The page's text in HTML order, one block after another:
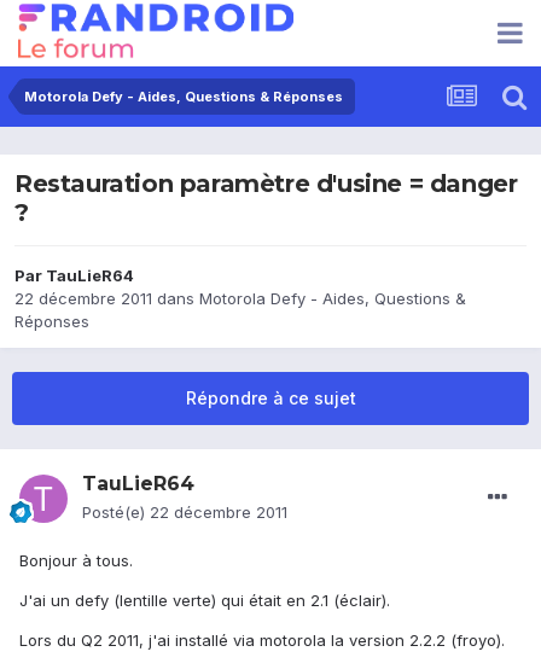
Motorola Defy - Aides, Questions & Réponses
Restauration paramètre d'usine = danger
?
Par TauLieR64
22 décembre 2011 dans Motorola Defy - Aides, Questions &
Réponses
Répondre à ce sujet
TauLieR64
Posté(e) 22 décembre 2011
Bonjour à tous.
J'ai un defy (lentille verte) qui était en 2.1 (éclair).
Lors du Q2 2011, j'ai installé via motorola la version 2.2.2 (froyo).